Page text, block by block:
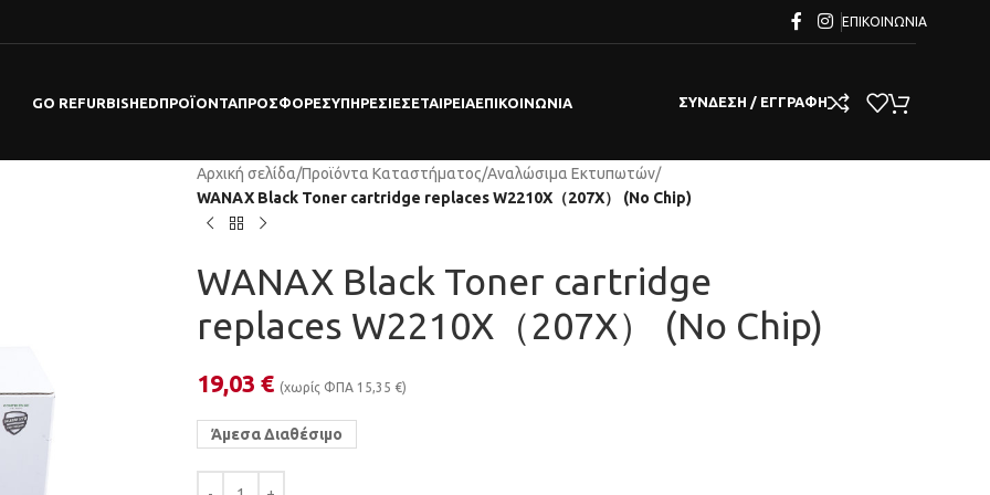
ΕΠΙΚΟΙΝΩΝΊΑ
GO REFURBISHEDΠΡΟΪΌΝΤΑΠΡΟΣΦΟΡΕΣΥΠΗΡΕΣΊΕΣΕΤΑΙΡΕΊΑΕΠΙΚΟΙΝΩΝΊΑ ΣΎΝΔΕΣΗ / ΕΓΓΡΑΦΉ
Αρχική σελίδα/Προϊόντα Καταστήματος/Αναλώσιμα Εκτυπωτών/
WANAX Black Toner cartridge replaces W2210X（207X） (No Chip)
WANAX Black Toner cartridge
replaces W2210X（207X） (No Chip)
19,03 € (χωρίς ΦΠΑ 15,35 €)
Άμεσα Διαθέσιμο